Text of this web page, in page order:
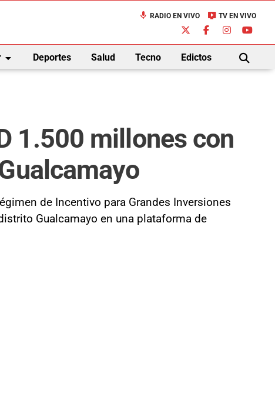
mic RADIO EN VIVO live_tv TV EN VIVO
arrow_drop_down Deportes Salud Tecno Edictos
BUSCAR
1.500 millones con
de Incentivo para Grandes Inversiones
Gualcamayo en una plataforma de